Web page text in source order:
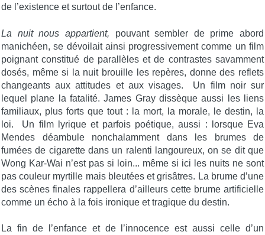
de l’existence et surtout de l’enfance.
La nuit nous appartient, pouvant sembler de prime abord
manichéen, se dévoilait ainsi progressivement comme un film
poignant constitué de parallèles et de contrastes savamment
dosés, même si la nuit brouille les repères, donne des reflets
changeants aux attitudes et aux visages. Un film noir sur
lequel plane la fatalité. James Gray dissèque aussi les liens
familiaux, plus forts que tout : la mort, la morale, le destin, la
loi. Un film lyrique et parfois poétique, aussi : lorsque Eva
Mendes déambule nonchalamment dans les brumes de
fumées de cigarette dans un ralenti langoureux, on se dit que
Wong Kar-Wai n’est pas si loin... même si ici les nuits ne sont
pas couleur myrtille mais bleutées et grisâtres. La brume d’une
des scènes finales rappellera d’ailleurs cette brume artificielle
comme un écho à la fois ironique et tragique du destin.
La fin de l’enfance et de l’innocence est aussi celle d’un